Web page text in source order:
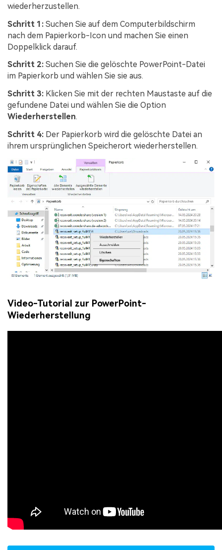
wiederherzustellen.
Schritt 1: Suchen Sie auf dem Computerbildschirm
nach dem Papierkorb-Icon und machen Sie einen
Doppelklick darauf.
Schritt 2: Suchen Sie die gelöschte PowerPoint-Datei
im Papierkorb und wählen Sie sie aus.
Schritt 3: Klicken Sie mit der rechten Maustaste auf die
gefundene Datei und wählen Sie die Option
Wiederherstellen.
Schritt 4: Der Papierkorb wird die gelöschte Datei an
ihrem ursprünglichen Speicherort wiederherstellen.
Video-Tutorial zur PowerPoint-
Wiederherstellung